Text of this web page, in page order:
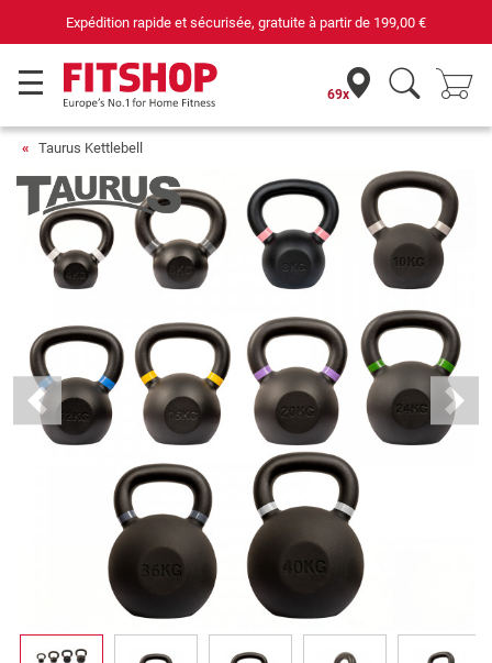
Expédition rapide et sécurisée, gratuite à partir de 199,00 €
69x
Taurus Kettlebell
Previous Next